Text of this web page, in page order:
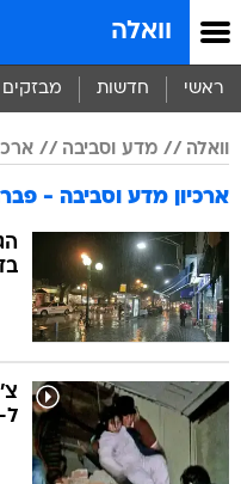
וואלה
ראשי חדשות מבזקים
וואלה מדע וסביבה
ארכיון מדע וסביבה - פברואר
ל-